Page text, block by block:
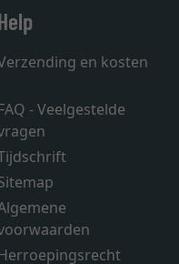
en kosten
- Veelgestelde